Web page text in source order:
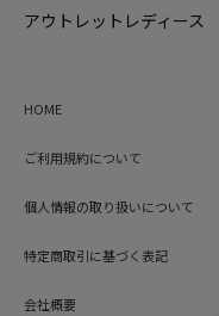
アウトレットレディース
HOME
ご利用規約について
個人情報の取り扱いについて
特定商取引に基づく表記
会社概要